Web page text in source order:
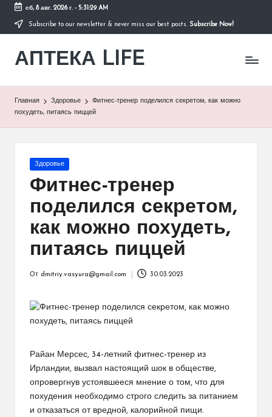
Перейти
содержимому
сб, 8 авг. 2026 г.- 5:31:29 AM
Subscribe to our newsletter & never miss our best posts. Subscribe Now!
АПТЕКА LIFE
сайт
Главная Здоровье
Фитнес-тренер поделился секретом, как можно
похудеть, питаясь пиццей
Опубликовано
Здоровье
Фитнес-тренер
поделился секретом,
как можно похудеть,
питаясь пиццей
От dmitriy.vasyura@gmail.com 30.03.2023
Райан Мерсес, 34-летний фитнес-тренер из
Ирландии, вызвал настоящий шок в обществе,
опровергнув устоявшееся мнение о том, что для
похудения необходимо строго следить за питанием
и отказаться от вредной, калорийной пищи.